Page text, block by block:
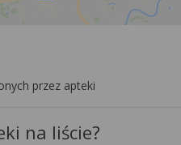
przez apteki
na liście?